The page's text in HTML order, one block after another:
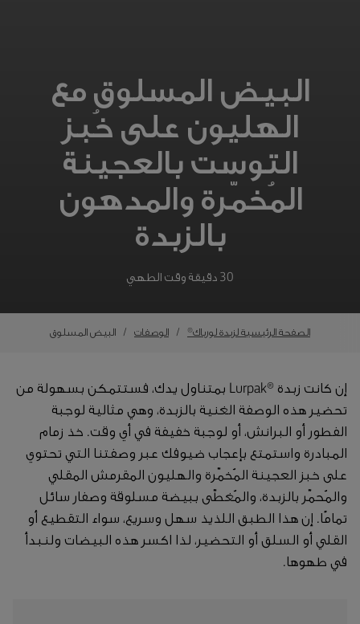
البيض المسلوق مع
الهليون على خُبز
التوست بالعجينة
المُخمّرة والمدهون
بالزبدة
30 دقيقة وقت الطهي
الصفحة الرئيسية لزبدة لورباك® الوصفات البيض المسلوق
إن كانت زبدة ®Lurpak بمتناول يدك، فستتمكن بسهولة من
تحضير هذه الوصفة الغنية بالزبدة، وهي مثالية لوجبة
الفطور أو البرانش، أو لوجبة خفيفة في أي وقت. خذ زمام
المبادرة واستمتع بإعجاب ضيوفك عبر وصفتنا التي تحتوي
على خبز العجينة المُخمّرة والهليون المقرمش المقلي
والمُحمّر بالزبدة، والمُغطّى ببيضة مسلوقة وصفار سائل
تمامًا. إن هذا الطبق اللذيذ سهل وسريع، سواء التقطيع أو
القلي أو السلق أو التحضير، لذا اكسر هذه البيضات ولنبدأ
في طهوها.